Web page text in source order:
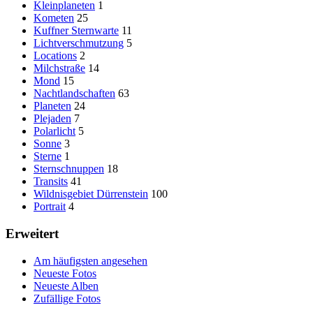
Kleinplaneten 1
Kometen 25
Kuffner Sternwarte 11
Lichtverschmutzung 5
Locations 2
Milchstraße 14
Mond 15
Nachtlandschaften 63
Planeten 24
Plejaden 7
Polarlicht 5
Sonne 3
Sterne 1
Sternschnuppen 18
Transits 41
Wildnisgebiet Dürrenstein 100
Portrait 4
Erweitert
Am häufigsten angesehen
Neueste Fotos
Neueste Alben
Zufällige Fotos